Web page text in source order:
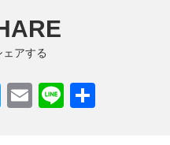
ェアする
T
E
Li